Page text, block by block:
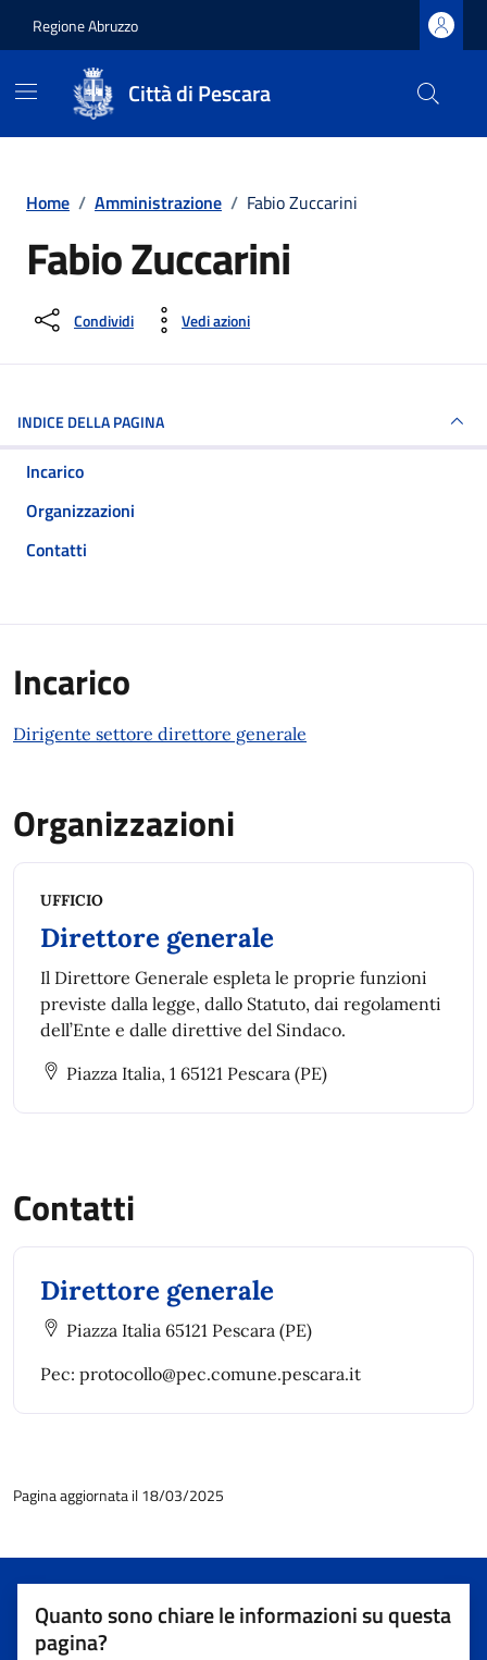
Regione Abruzzo
Città di Pescara
Home / Amministrazione / Fabio Zuccarini
Fabio Zuccarini
Condividi Vedi azioni
INDICE DELLA PAGINA
Incarico
Organizzazioni
Contatti
Incarico
Dirigente settore direttore generale
Organizzazioni
UFFICIO
Direttore generale
Il Direttore Generale espleta le proprie funzioni
previste dalla legge, dallo Statuto, dai regolamenti
dell’Ente e dalle direttive del Sindaco.
Piazza Italia, 1 65121 Pescara (PE)
Contatti
Direttore generale
Piazza Italia 65121 Pescara (PE)
Pec: protocollo@pec.comune.pescara.it
Pagina aggiornata il 18/03/2025
Quanto sono chiare le informazioni su questa
pagina?